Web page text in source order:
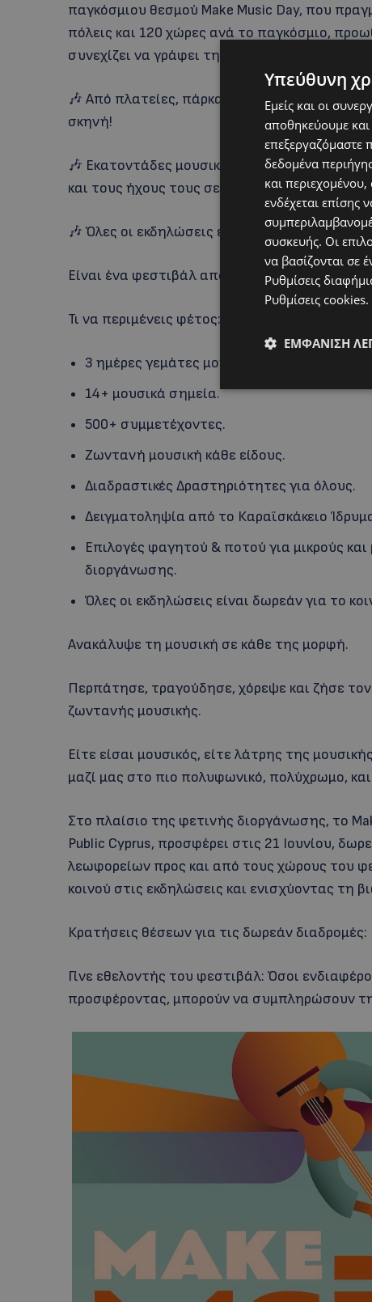
παγκόσμιου θεσμού Make Music Day, που
πόλεις και 120 χώρες ανά το παγκόσμιο,
συνεχίζει να γράφει τη δική του ιστορία
🎶 Από πλατείες, πάρκα και πεζοδρόμους
σκηνή!
🎶 Εκατοντάδες μουσικοί κάθε ηλικίας,
και τους ήχους τους σε μια γιορτή χωρίς
🎶 Όλες οι εκδηλώσεις είναι δωρεάν και
Είναι ένα φεστιβάλ από τον κόσμο για τον
Τι να περιμένεις φέτος:
3 ημέρες γεμάτες μουσική.
14+ μουσικά σημεία.
500+ συμμετέχοντες.
Ζωντανή μουσική κάθε είδους.
Διαδραστικές Δραστηριότητες για όλους.
Δειγματοληψία από το Καραϊσκάκειο
Επιλογές φαγητού & ποτού για μικρούς
διοργάνωσης.
Όλες οι εκδηλώσεις είναι δωρεάν για το
Ανακάλυψε τη μουσική σε κάθε της μορφή.
Περπάτησε, τραγούδησε, χόρεψε και ζήσε
ζωντανής μουσικής.
Είτε είσαι μουσικός, είτε λάτρης της
μαζί μας στο πιο πολυφωνικό, πολύχρωμο,
Στο πλαίσιο της φετινής διοργάνωσης, το
Public Cyprus, προσφέρει στις 21 Ιουνίου,
λεωφορείων προς και από τους χώρους του
κοινού στις εκδηλώσεις και ενισχύοντας τη
Κρατήσεις θέσεων για τις δωρεάν διαδρομές:
Γίνε εθελοντής του φεστιβάλ: Όσοι
προσφέροντας, μπορούν να συμπληρώσουν
Υπεύθυνη
Εμείς και οι
αποθηκεύουμε
επεξεργαζόμαστε
δεδομένα
και
ενδέχεται επίσης
συσκευής. Οι
να βασίζονται σε
Ρυθμίσεις
Ρυθμίσεις cookies.
ΕΜΦΆΝΙΣΗ